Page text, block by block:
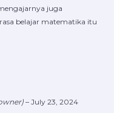
juga
belajar matematika itu
– July 23, 2024